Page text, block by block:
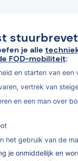
je alle
FOD-mobiliteit:
en starten van een
vertrek van
en een man over
het gebruik van de
je onmiddellijk en